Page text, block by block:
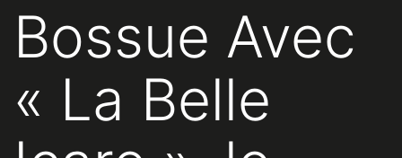
Bossue Avec
« La Belle